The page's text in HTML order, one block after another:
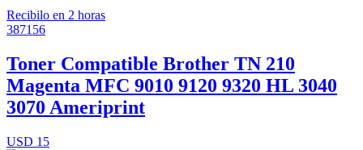
Recibilo en 2 horas
387156
Toner Compatible Brother TN 210
Magenta MFC 9010 9120 9320 HL 3040
3070 Ameriprint
USD 15